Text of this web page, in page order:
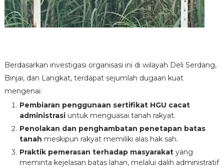
Berdasarkan investigasi organisasi ini di wilayah Deli Serdang,
Binjai, dan Langkat, terdapat sejumlah dugaan kuat
mengenai:
Pembiaran penggunaan sertifikat HGU cacat
administrasiuntuk menguasai tanah rakyat.
Penolakan dan penghambatan penetapan batas
tanah meskipun rakyat memiliki alas hak sah.
Praktik pemerasan terhadap masyarakatyang
meminta kejelasan batas lahan, melalui dalih administratif